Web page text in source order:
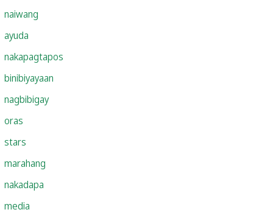
naiwang
ayuda
nakapagtapos
binibiyayaan
nagbibigay
oras
stars
marahang
nakadapa
media